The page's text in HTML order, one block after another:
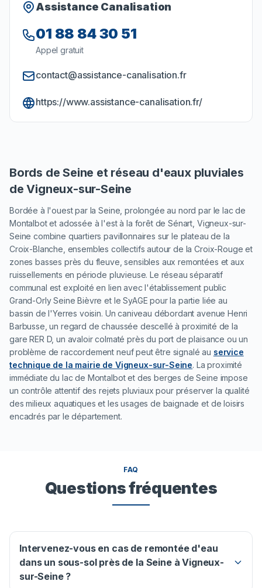
Assistance Canalisation
01 88 84 30 51
Appel gratuit
contact@assistance-canalisation.fr
https://www.assistance-canalisation.fr/
Bords de Seine et réseau d'eaux pluviales
de Vigneux-sur-Seine
Bordée à l'ouest par la Seine, prolongée au nord par le lac de
Montalbot et adossée à l'est à la forêt de Sénart, Vigneux-sur-
Seine combine quartiers pavillonnaires sur le plateau de la
Croix-Blanche, ensembles collectifs autour de la Croix-Rouge et
zones basses près du fleuve, sensibles aux remontées et aux
ruissellements en période pluvieuse. Le réseau séparatif
communal est exploité en lien avec l'établissement public
Grand-Orly Seine Bièvre et le SyAGE pour la partie liée au
bassin de l'Yerres voisin. Un caniveau débordant avenue Henri
Barbusse, un regard de chaussée descellé à proximité de la
gare RER D, un avaloir colmaté près du port de plaisance ou un
problème de raccordement neuf peut être signalé au service
technique de la mairie de Vigneux-sur-Seine. La proximité
immédiate du lac de Montalbot et des berges de Seine impose
un contrôle attentif des rejets pluviaux pour préserver la qualité
des milieux aquatiques et les usages de baignade et de loisirs
encadrés par le département.
FAQ
Questions fréquentes
Intervenez-vous en cas de remontée d'eau
dans un sous-sol près de la Seine à Vigneux-
sur-Seine ?